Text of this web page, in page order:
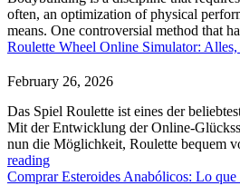
often, an optimization of physical
means. One controversial method that
Roulette Wheel Online Simulator: Alles,
February 26, 2026
Das Spiel Roulette ist eines der
Mit der Entwicklung der Online-
nun die Möglichkeit, Roulette bequem
reading
Comprar Esteroides Anabólicos: Lo que